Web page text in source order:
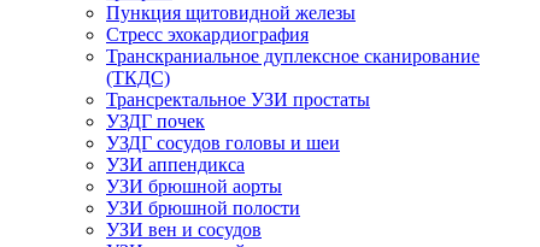
Пункция щитовидной железы
Стресс эхокардиография
Транскраниальное дуплексное сканирование
(ТКДС)
Трансректальное УЗИ простаты
УЗДГ почек
УЗДГ сосудов головы и шеи
УЗИ аппендикса
УЗИ брюшной аорты
УЗИ брюшной полости
УЗИ вен и сосудов